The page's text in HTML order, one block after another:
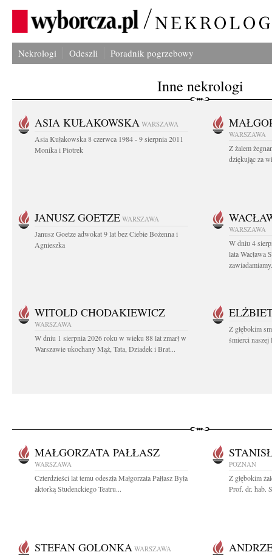
Nekrologi Odeszli Poradnik pogrzebowy
Inne nekrologi
ASIA KUŁAKOWSKA WARSZAWA
Asia Kułakowska 8 czerwca 1984 - 9 sierpnia 2011
Monika i Piotrek
WARSZAWA
Z żalem
dziękując za
JANUSZ GOETZE WARSZAWA
Janusz Goetze adwokat 9 lat bez Ciebie Bożenna i
Agnieszka
WARSZAWA
W dniu 4
lata Wacława
WITOLD CHODAKIEWICZ
WARSZAWA
W dniu 1 sierpnia 2026 roku w wieku 88 lat zmarł w
Warszawie ukochany Mąż, Tata, Dziadek i Brat...
Z głębokim
śmierci
MAŁGORZATA PAŁŁASZ
WARSZAWA
Czterdzieści lat temu odeszła Małgorzata Pałłasz Była
aktorką Studenckiego Teatru...
POZNAŃ
Z głębokim
Prof. dr. hab.
STEFAN GOLONKA WARSZAWA